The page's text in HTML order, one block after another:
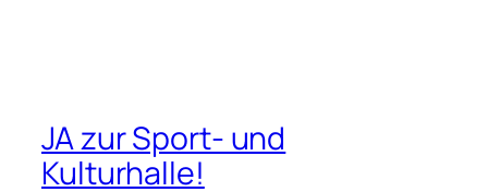
JA zur Sport- und
Kulturhalle!